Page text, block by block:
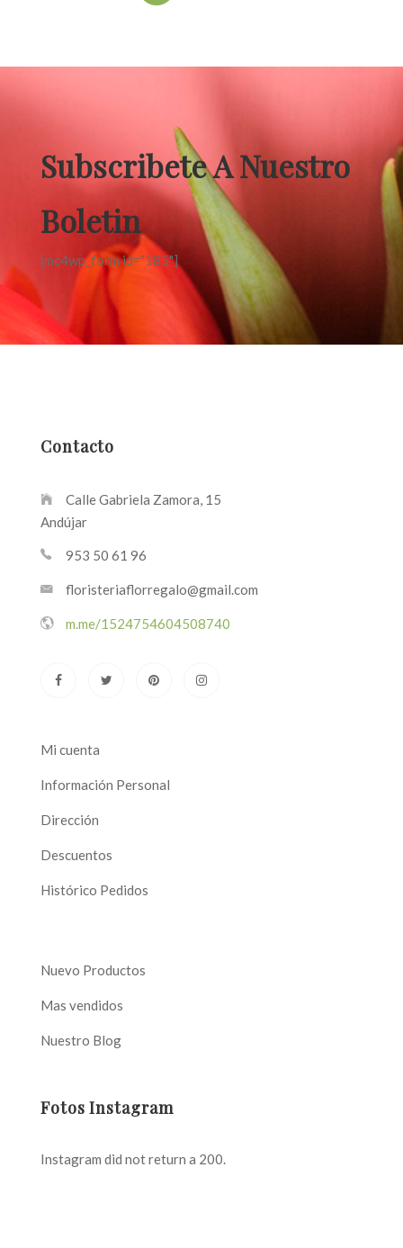
Subscribete A Nuestro
Boletin
[mc4wp_form id="185"]
Contacto
Calle Gabriela Zamora, 15
Andújar
953 50 61 96
floristeriaflorregalo@gmail.com
m.me/1524754604508740
Mi cuenta
Información Personal
Dirección
Descuentos
Histórico Pedidos
Nuevo Productos
Mas vendidos
Nuestro Blog
Fotos Instagram
Instagram did not return a 200.